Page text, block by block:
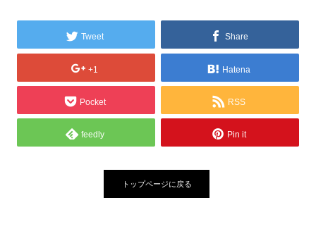
Tweet Share
+1 Hatena
Pocket RSS
feedly Pin it
トップページに戻る